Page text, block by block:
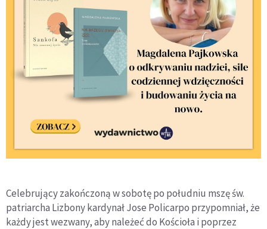
Celebrujący zakończoną w sobotę po południu mszę św.
patriarcha Lizbony kardynał Jose Policarpo przypomniał, że
każdy jest wezwany, aby należeć do Kościoła i poprzez